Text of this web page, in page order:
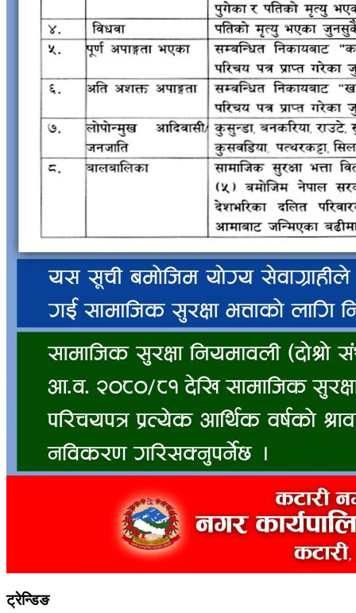
ट्रेन्डिङ